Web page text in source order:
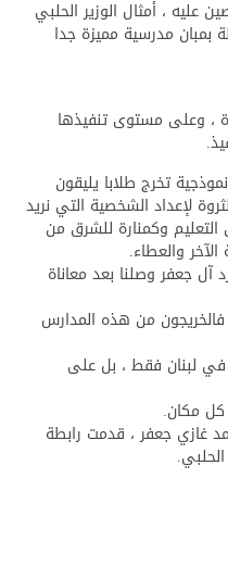
عليه ، أمثال الوزير الحلبي
بمبان مدرسية مميزة جدا
، وعلى مستوى تنفيذها
تخرج طلابا يليقون
لإعداد الشخصية التي نريد
وكمنارة للشرق من
والعطاء.
جعفر وصلنا بعد معاناة
من هذه المدارس
لبنان فقط ، بل على
مكان.
غازي جعفر ، قدمت رابطة